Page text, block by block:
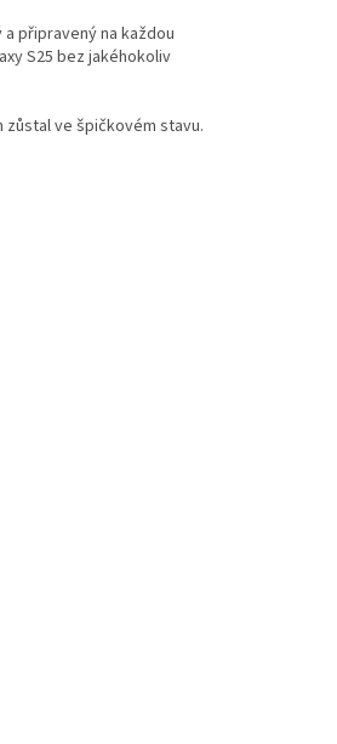
připravený na každou
S25 bez jakéhokoliv
zůstal ve špičkovém stavu.